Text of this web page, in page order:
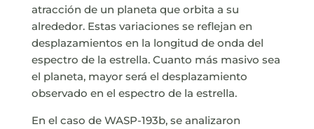
atracción de un planeta que orbita a su
alrededor. Estas variaciones se reflejan en
desplazamientos en la longitud de onda del
espectro de la estrella. Cuanto más masivo sea
el planeta, mayor será el desplazamiento
observado en el espectro de la estrella.
En el caso de WASP-193b, se analizaron